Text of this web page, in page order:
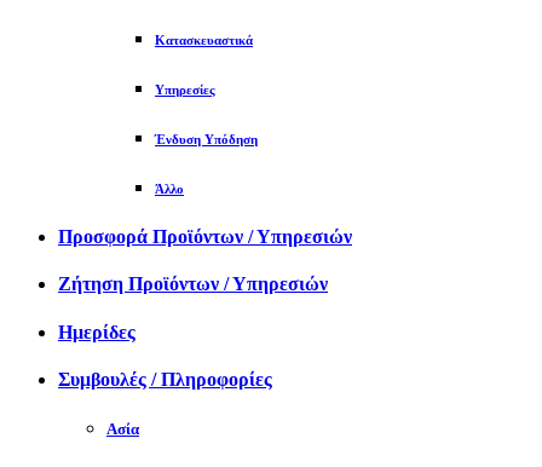
Κατασκευαστικά
Υπηρεσίες
Ένδυση Υπόδηση
Άλλο
Προσφορά Προϊόντων / Υπηρεσιών
Ζήτηση Προϊόντων / Υπηρεσιών
Ημερίδες
Συμβουλές / Πληροφορίες
Ασία